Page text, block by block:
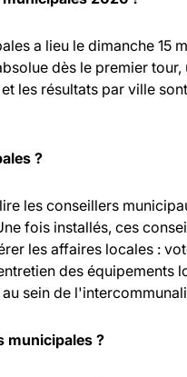
a lieu le dimanche 15
dès le premier
les résultats par ville
?
les conseillers
fois installés, ces
les affaires locales :
des équipements
sein de
municipales ?